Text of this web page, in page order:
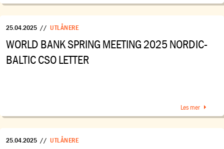
25.04.2025 // UTLÅNERE
WORLD BANK SPRING MEETING 2025 NORDIC-
BALTIC CSO LETTER
Les mer
25.04.2025 // UTLÅNERE